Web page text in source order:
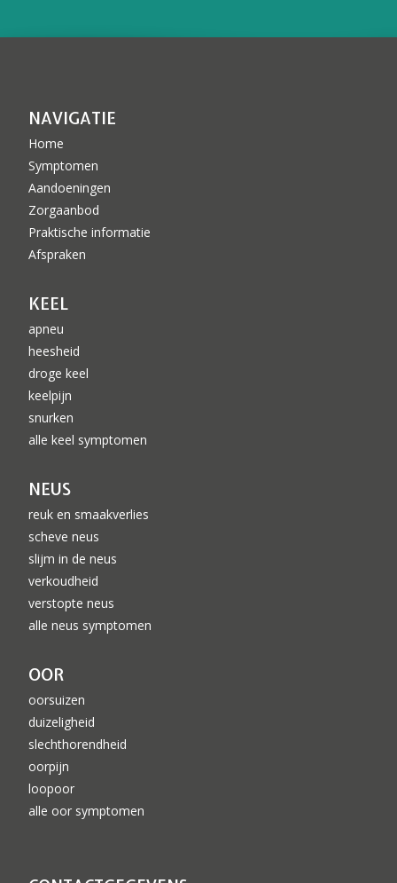
NAVIGATIE
Home
Symptomen
Aandoeningen
Zorgaanbod
Praktische informatie
Afspraken
KEEL
apneu
heesheid
droge keel
keelpijn
snurken
alle keel symptomen
NEUS
reuk en smaakverlies
scheve neus
slijm in de neus
verkoudheid
verstopte neus
alle neus symptomen
OOR
oorsuizen
duizeligheid
slechthorendheid
oorpijn
loopoor
alle oor symptomen